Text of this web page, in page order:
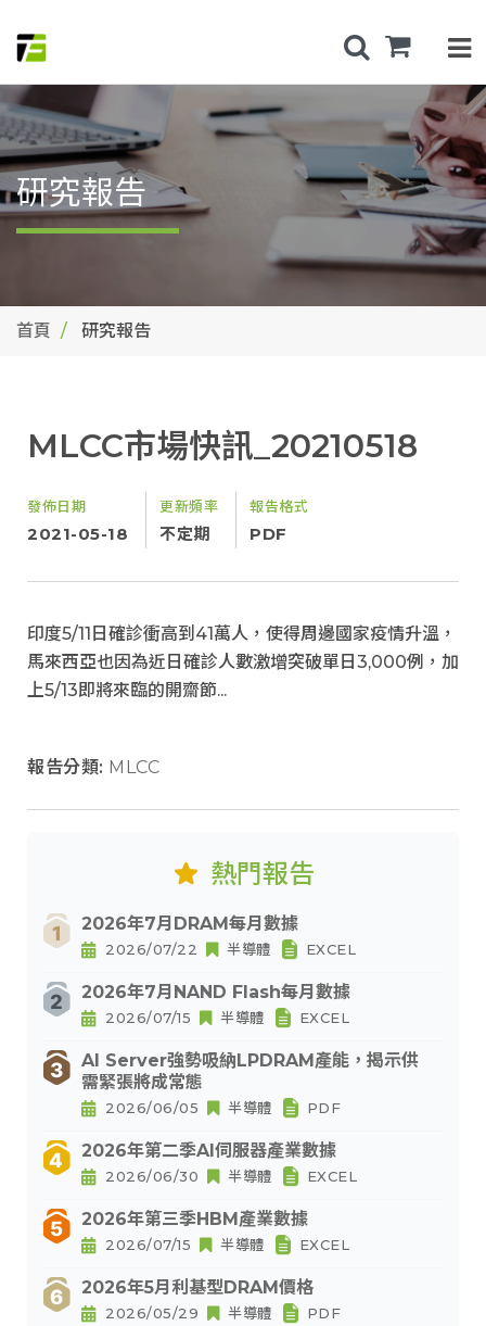
研究報告
首頁 研究報告
MLCC市場快訊_20210518
發佈日期
2021-05-18
更新頻率
不定期
報告格式
PDF
印度5/11日確診衝高到41萬人，使得周邊國家疫情升溫，
馬來西亞也因為近日確診人數激增突破單日3,000例，加
上5/13即將來臨的開齋節...
報告分類: MLCC
熱門報告
2026年7月DRAM每月數據
2026/07/22 半導體 EXCEL
2026年7月NAND Flash每月數據
2026/07/15 半導體 EXCEL
AI Server強勢吸納LPDRAM產能，揭示供
需緊張將成常態
2026/06/05 半導體 PDF
2026年第二季AI伺服器產業數據
2026/06/30 半導體 EXCEL
2026年第三季HBM產業數據
2026/07/15 半導體 EXCEL
2026年5月利基型DRAM價格
2026/05/29 半導體 PDF